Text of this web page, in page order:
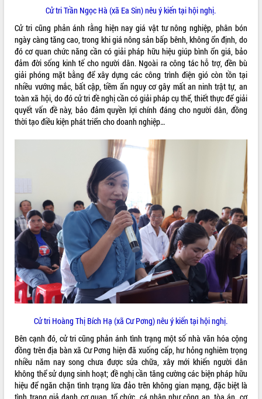
Khám bệnh, cấp phát thuốc miễn phí
và tặng quà người dân xã Cư Pui
Hội nghị UBND tỉnh Đắk Lắk thường kỳ
tháng 7/2026
Lễ truy tặng danh hiệu “Bà Mẹ Việt
Nam Anh hùng” và trao Huân chương
Lao động
UBND tỉnh Đắk Lắk triển khai nhiệm
vụ 6 tháng cuối năm 2026
Kỳ họp thứ Hai, Hội đồng nhân dân
Bí thư Tỉnh ủy Lương Nguyễn Minh
Triết thăm, tặng quà người có công với
Rà soát, hoàn thiện hệ thống thiết chế
văn hóa, thể thao đáp ứng yêu cầu
phát triển mới
Thường trực HĐND tỉnh Đắk Lắk gặp
mặt Đoàn chuyên gia y tế TP. Hồ Chí
Minh
Lễ truy điệu và an táng hài cốt liệt sĩ
tại Nghĩa trang Liệt sĩ xã Sơn Hòa
Bàn giải pháp tháo gỡ khó khăn trong
định EUDR
Thứ trưởng Bộ Nông nghiệp và Môi
trường Nguyễn Hoàng Hiệp khảo sát
vùng trồng và doanh nghiệp đóng gói
sầu riêng tại Đắk Lắk
Trình diễn nghệ thuật chế biến các
ALBUM ẢNH
LIÊN KẾT WEB
THỐNG KÊ TRUY CẬP
Hôm nay: 18267
Tất cả: 66031007
Cử tri Trần Ngọc Hà (xã Ea Sin) nêu ý kiến tại hội nghị.
Cử tri cũng phản ánh rằng hiện nay giá vật tư nông nghiệp, phân bón
ngày càng tăng cao, trong khi giá nông sản bấp bênh, không ổn định, do
đó cơ quan chức năng cần có giải pháp hữu hiệu giúp bình ổn giá, bảo
đảm đời sống kinh tế cho người dân. Ngoài ra công tác hỗ trợ, đền bù
giải phóng mặt bằng để xây dựng các công trình điện gió còn tồn tại
nhiều vướng mắc, bất cập, tiềm ẩn nguy cơ gây mất an ninh trật tự, an
toàn xã hội, do đó cử tri đề nghị cần có giải pháp cụ thể, thiết thực để giải
quyết vấn đề này, bảo đảm quyền lợi chính đáng cho người dân, đồng
thời tạo điều kiện phát triển cho doanh nghiệp…
Cử tri Hoàng Thị Bích Hạ (xã Cư Pơng) nêu ý kiến tại hội nghị.
Bên cạnh đó, cử tri cũng phản ánh tình trạng một số nhà văn hóa cộng
đồng trên địa bàn xã Cư Pơng hiện đã xuống cấp, hư hỏng nghiêm trọng
nhiều năm nay song chưa được sửa chữa, xây mới khiến người dân
không thể sử dụng sinh hoạt; đề nghị cần tăng cường các biện pháp hữu
hiệu để ngăn chặn tình trạng lừa đảo trên không gian mạng, đặc biệt là